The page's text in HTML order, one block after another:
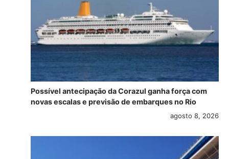
Possível antecipação da Corazul ganha força com
novas escalas e previsão de embarques no Rio
agosto 8, 2026